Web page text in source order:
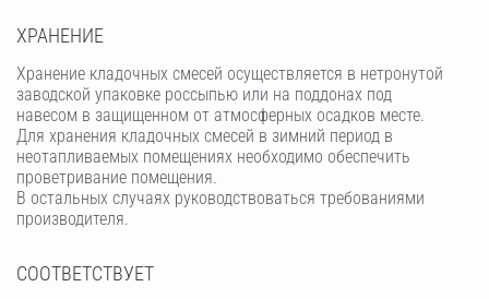
ХРАНЕНИЕ
Хранение кладочных смесей осуществляется в нетронутой
заводской упаковке россыпью или на поддонах под
навесом в защищенном от атмосферных осадков месте.
Для хранения кладочных смесей в зимний период в
неотапливаемых помещениях необходимо обеспечить
проветривание помещения.
В остальных случаях руководствоваться требованиями
производителя.
СООТВЕТСТВУЕТ